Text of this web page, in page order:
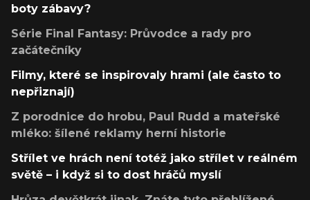
boty zábavy?
Série Final Fantasy: Průvodce a rady pro
začátečníky
Filmy, které se inspirovaly hrami (ale často to
nepřiznají)
Z porodnice do hrobu, Paul Rudd a mateřské
mléko: šílené reklamy herní historie
Střílet ve hrách není totéž jako střílet v reálném
světě – i když si to dost hráčů myslí